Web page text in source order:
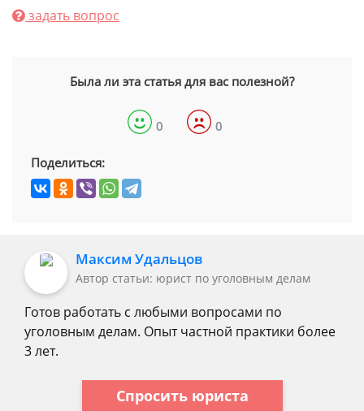
задать вопрос
Была ли эта статья для вас полезной?
0 0
Поделиться:
Максим Удальцов
Автор статьи: юрист по уголовным делам
Готов работать с любыми вопросами по
уголовным делам. Опыт частной практики более
3 лет.
Спросить юриста